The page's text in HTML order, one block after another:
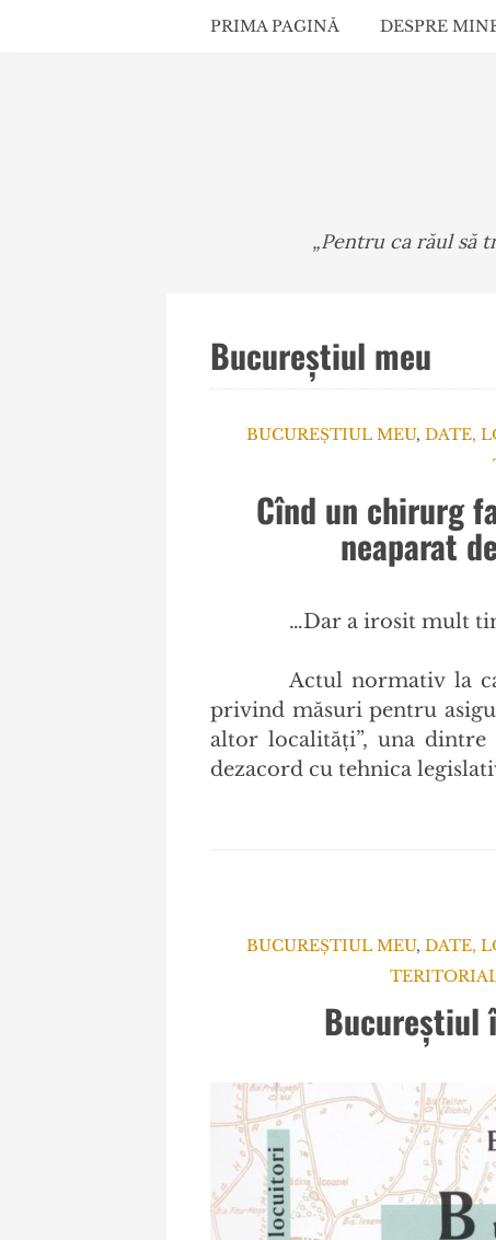
PRIMA PAGINĂ DESPRE
„Pentru ca răul să
Bucureștiul meu
BUCUREȘTIUL MEU, DATE,
Cînd un chirurg
neaparat
…Dar a irosit mult
Actul normativ la
privind măsuri pentru
altor localităţi”, una
dezacord cu tehnica
BUCUREȘTIUL MEU, DATE,
Bucureștiul